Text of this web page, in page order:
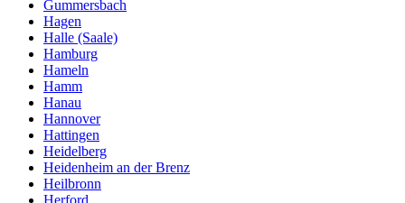
Gummersbach
Hagen
Halle (Saale)
Hamburg
Hameln
Hamm
Hanau
Hannover
Hattingen
Heidelberg
Heidenheim an der Brenz
Heilbronn
Herford